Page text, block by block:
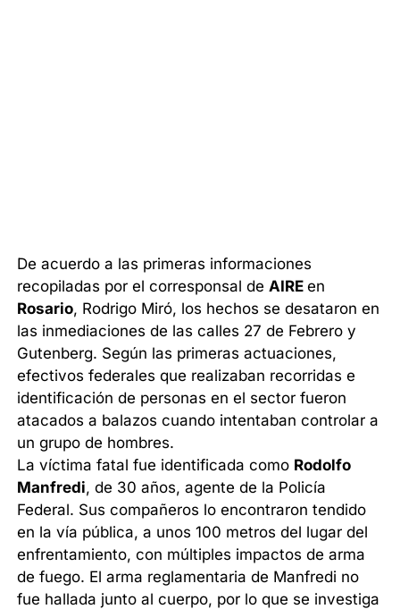
De acuerdo a las primeras informaciones
recopiladas por el corresponsal deAIREen
Rosario, Rodrigo Miró, los hechos se desataron en
las inmediaciones de las calles 27 de Febrero y
Gutenberg. Según las primeras actuaciones,
efectivos federales que realizaban recorridas e
identificación de personas en el sector fueron
atacados a balazos cuando intentaban controlar a
un grupo de hombres.
La víctima fatal fue identificada como Rodolfo
Manfredi, de 30 años, agente de la Policía
Federal. Sus compañeros lo encontraron tendido
en la vía pública, a unos 100 metros del lugar del
enfrentamiento, con múltiples impactos de arma
de fuego. El arma reglamentaria de Manfredi no
fue hallada junto al cuerpo, por lo que se investiga